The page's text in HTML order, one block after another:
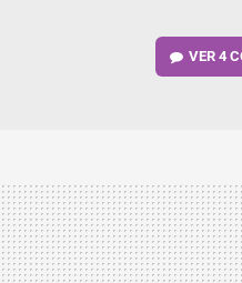
VER4